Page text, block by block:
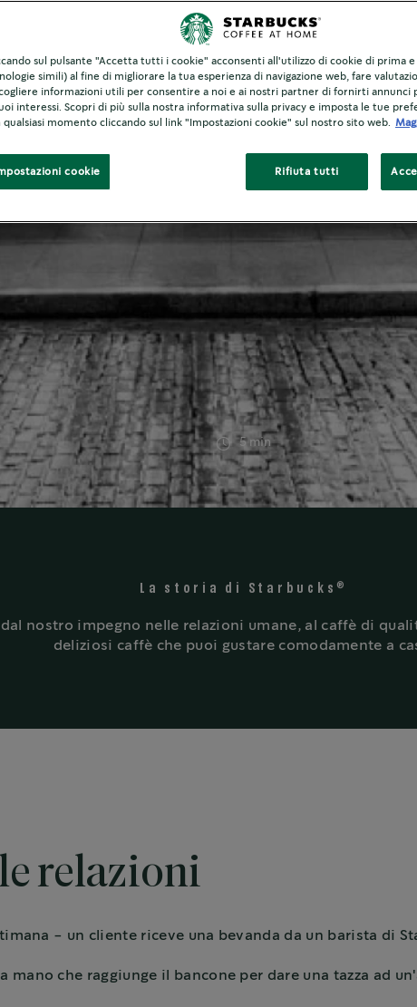
La storia di Starbucks®
Chi siamo
5 min
La storia di Starbucks ®
nostro impegno nelle relazioni umane, al caffè di
deliziosi caffè che puoi gustare comodamente a
relazioni
- un cliente riceve una bevanda da un barista di
che raggiunge il bancone per dare una tazza ad
sul pulsante "Accetta tutti i cookie" acconsenti all'utilizzo di cookie di prima
simili) al fine di migliorare la tua esperienza di navigazione web, fare
informazioni utili per consentire a noi e ai nostri partner di fornirti annunci
interessi. Scopri di più sulla nostra informativa sulla privacy e imposta le tue
qualsiasi momento cliccando sul link "Impostazioni cookie" sul nostro sito web.
Rifiuta tutti
cookie